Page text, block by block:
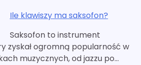
Ile klawiszy ma saksofon?
Saksofon to instrument
zyskał ogromną popularność w
muzycznych, od jazzu po…